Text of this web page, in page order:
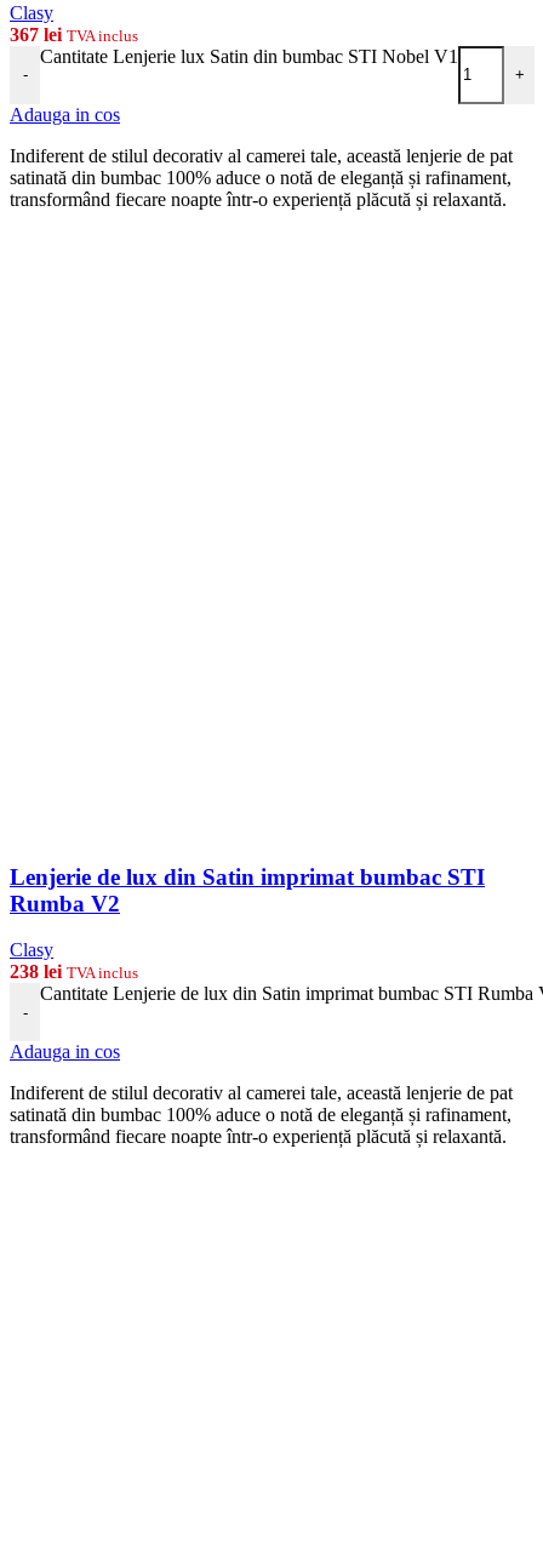
Clasy
367 lei TVA inclus
-
Cantitate Lenjerie lux Satin din bumbac STI Nobel V1
+
Adauga in cos
Indiferent de stilul decorativ al camerei tale, această lenjerie de pat
satinată din bumbac 100% aduce o notă de eleganță și rafinament,
transformând fiecare noapte într-o experiență plăcută și relaxantă.
Lenjerie de lux din Satin imprimat bumbac STI
Rumba V2
Clasy
238 lei TVA inclus
-
Cantitate Lenjerie de lux din Satin imprimat bumbac STI Rumba
Adauga in cos
Indiferent de stilul decorativ al camerei tale, această lenjerie de pat
satinată din bumbac 100% aduce o notă de eleganță și rafinament,
transformând fiecare noapte într-o experiență plăcută și relaxantă.